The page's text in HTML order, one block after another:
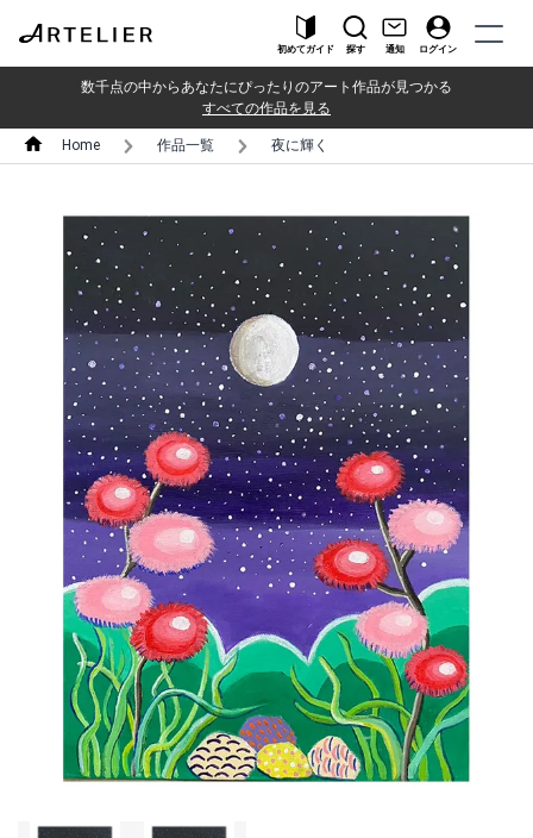
初めてガイド 探す 通知 ログイン
数千点の中からあなたにぴったりのアート作品が見つかる
すべての作品を見る
Home 作品一覧 夜に輝く